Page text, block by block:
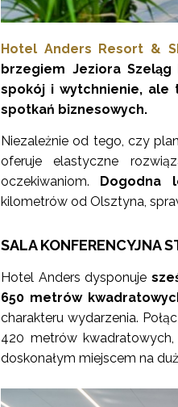
Hotel Anders Resort &
brzegiem Jeziora
spokój i wytchnienie, ale
spotkań biznesowych.
Niezależnie od tego, czy
oferuje elastyczne
oczekiwaniom.
Dogodna
kilometrów od Olsztyna,
SALA KONFERENCYJNA
Hotel Anders dysponuje
650 metrów
charakteru wydarzenia.
420 metrów kwadratowych,
doskonałym miejscem na